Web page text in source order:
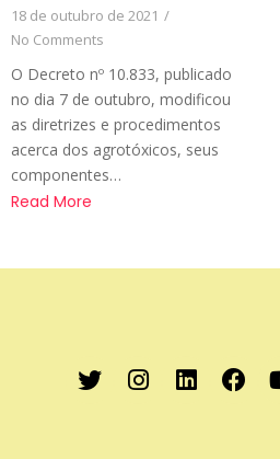
18 de outubro de 2021 /
No Comments
O Decreto nº 10.833, publicado
no dia 7 de outubro, modificou
as diretrizes e procedimentos
acerca dos agrotóxicos, seus
componentes…
Read More